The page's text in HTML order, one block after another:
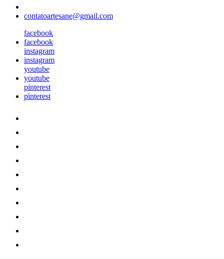
contatoartesane@gmail.com
facebook
facebook
instagram
instagram
youtube
youtube
pinterest
pinterest